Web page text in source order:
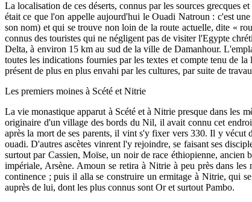
La localisation de ces déserts, connus par les sources grecques
était ce que l'on appelle aujourd'hui le Ouadi Natroun : c'est
son nom) et qui se trouve non loin de la route actuelle, dite «
connus des touristes qui ne négligent pas de visiter l'Egypte
Delta, à environ 15 km au sud de la ville de Damanhour.
toutes les indications fournies par les textes et compte tenu de
présent de plus en plus envahi par les cultures, par suite de
Les premiers moines à Scété et Nitrie
La vie monastique apparut à Scété et à Nitrie presque dans les
originaire d'un village des bords du Nil, il avait connu cet
après la mort de ses parents, il vint s'y fixer vers 330. Il y vécut
ouadi. D'autres ascètes vinrent l'y rejoindre, se faisant ses
surtout par Cassien, Moïse, un noir de race éthiopienne, ancien
impériale, Arsène. Amoun se retira à Nitrie à peu près dans
continence ; puis il alla se construire un ermitage à Nitrie, qui
auprès de lui, dont les plus connus sont Or et surtout Pambo.